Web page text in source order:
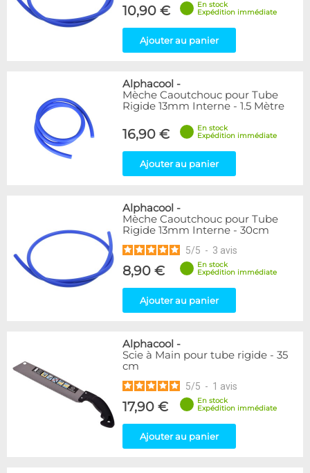
10,90 €
En stock
Expédition immédiate
Ajouter au panier
Alphacool -
Mèche Caoutchouc pour Tube
Rigide 13mm Interne - 1.5 Mètre
16,90 €
En stock
Expédition immédiate
Ajouter au panier
Alphacool -
Mèche Caoutchouc pour Tube
Rigide 13mm Interne - 30cm
5/5 - 3 avis
8,90 €
En stock
Expédition immédiate
Ajouter au panier
Alphacool -
Scie à Main pour tube rigide - 35
cm
5/5 - 1 avis
17,90 €
En stock
Expédition immédiate
Ajouter au panier